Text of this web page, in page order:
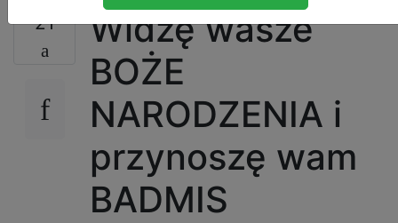
21
Widzę wasze
BOŻE
NARODZENIA i
przynoszę wam
BADMIS